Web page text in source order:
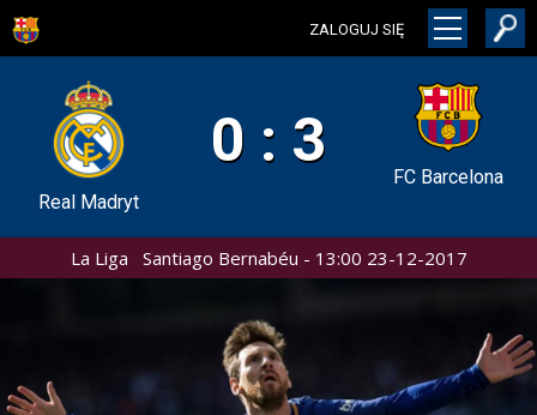
ZALOGUJ SIĘ
Real Madryt
0 : 3
FC Barcelona
La Liga Santiago Bernabéu - 13:00 23-12-2017